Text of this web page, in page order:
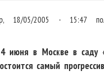
18/05/2005 - 15:47
июня в Москве в cаду
самый